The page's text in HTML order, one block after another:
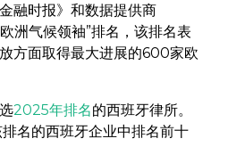
融时报》和数据提供商
洲气候领袖”排名，该排名表
方面取得最大进展的600家欧
2025年排名的西班牙律所。
名的西班牙企业中排名前十